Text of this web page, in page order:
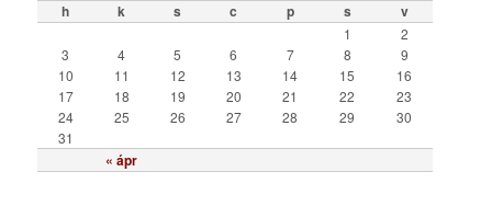
r
h k s c p s v
« ápr
1
2
3
4 5 6 7 8
9
10
11 12 13 14 15
16
17
18 19 20 21 22
23
24
25 26 27 28 29
30
31